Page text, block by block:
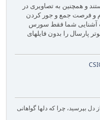
و همچنین به تصاویری در
و فرصت جمع و جور کردن
آشنایی شما فقط سورس
پارسال را بدون فایلهای
بپرسید، چرا که دلها گواهانی